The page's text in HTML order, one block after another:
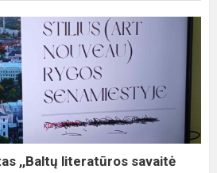
,,Baltų literatūros savaitė